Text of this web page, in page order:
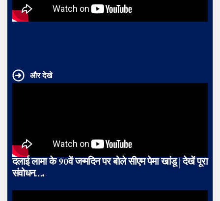
और देखे
दलाई लामा के 90वें जन्मदिन पर बोले सीएम पेमा खांडू | देखें पूरा
संवोधन….